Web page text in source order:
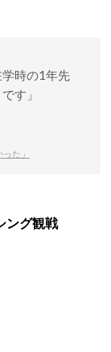
学時の1年先
す」
た」
ング観戦